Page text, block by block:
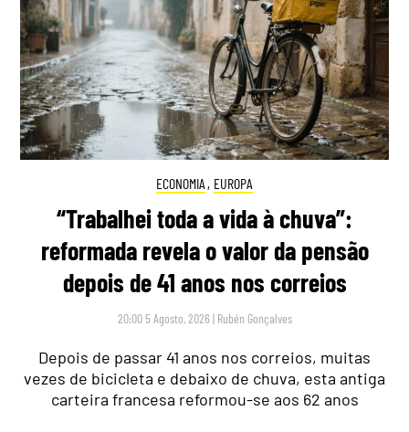
ECONOMIA , EUROPA
“Trabalhei toda a vida à chuva”:
reformada revela o valor da pensão
depois de 41 anos nos correios
20:00 5 Agosto, 2026 | Rubén Gonçalves
Depois de passar 41 anos nos correios, muitas
vezes de bicicleta e debaixo de chuva, esta antiga
carteira francesa reformou-se aos 62 anos